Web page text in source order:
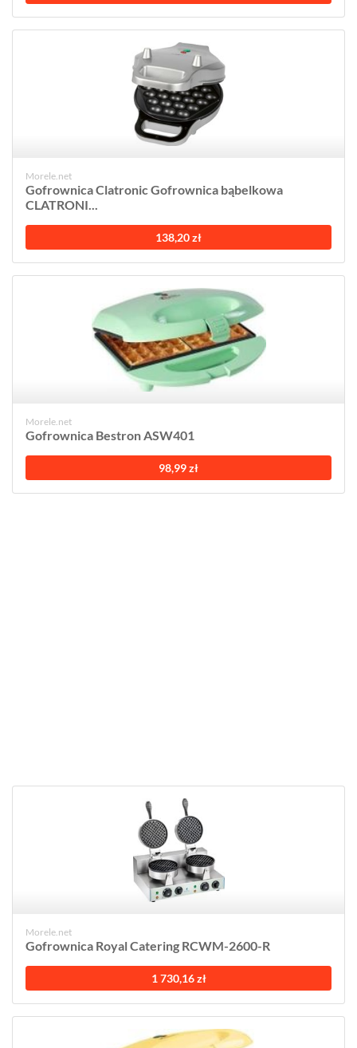
Morele.net
Gofrownica Clatronic Gofrownica bąbelkowa
CLATRONI...
138,20 zł
Morele.net
Gofrownica Bestron ASW401
98,99 zł
Morele.net
Gofrownica Royal Catering RCWM-2600-R
1 730,16 zł